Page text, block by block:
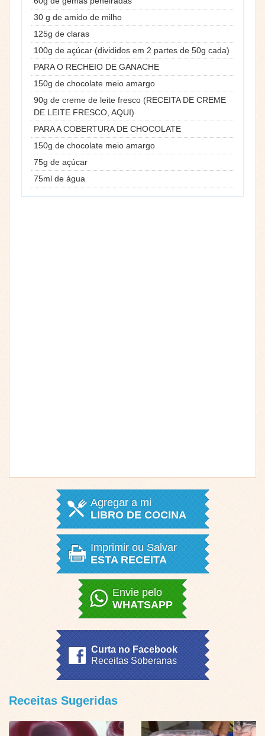
30 g de amido de milho
125g de claras
100g de açúcar (divididos em 2 partes de 50g cada)
PARA O RECHEIO DE GANACHE
150g de chocolate meio amargo
90g de creme de leite fresco (RECEITA DE CREME
DE LEITE FRESCO, AQUI)
PARA A COBERTURA DE CHOCOLATE
150g de chocolate meio amargo
75g de açúcar
75ml de água
Agregar a mi
LIBRO DE COCINA
Imprimir ou Salvar
ESTA RECEITA
Envie pelo
WHATSAPP
Curta no Facebook
Receitas Soberanas
Receitas Sugeridas